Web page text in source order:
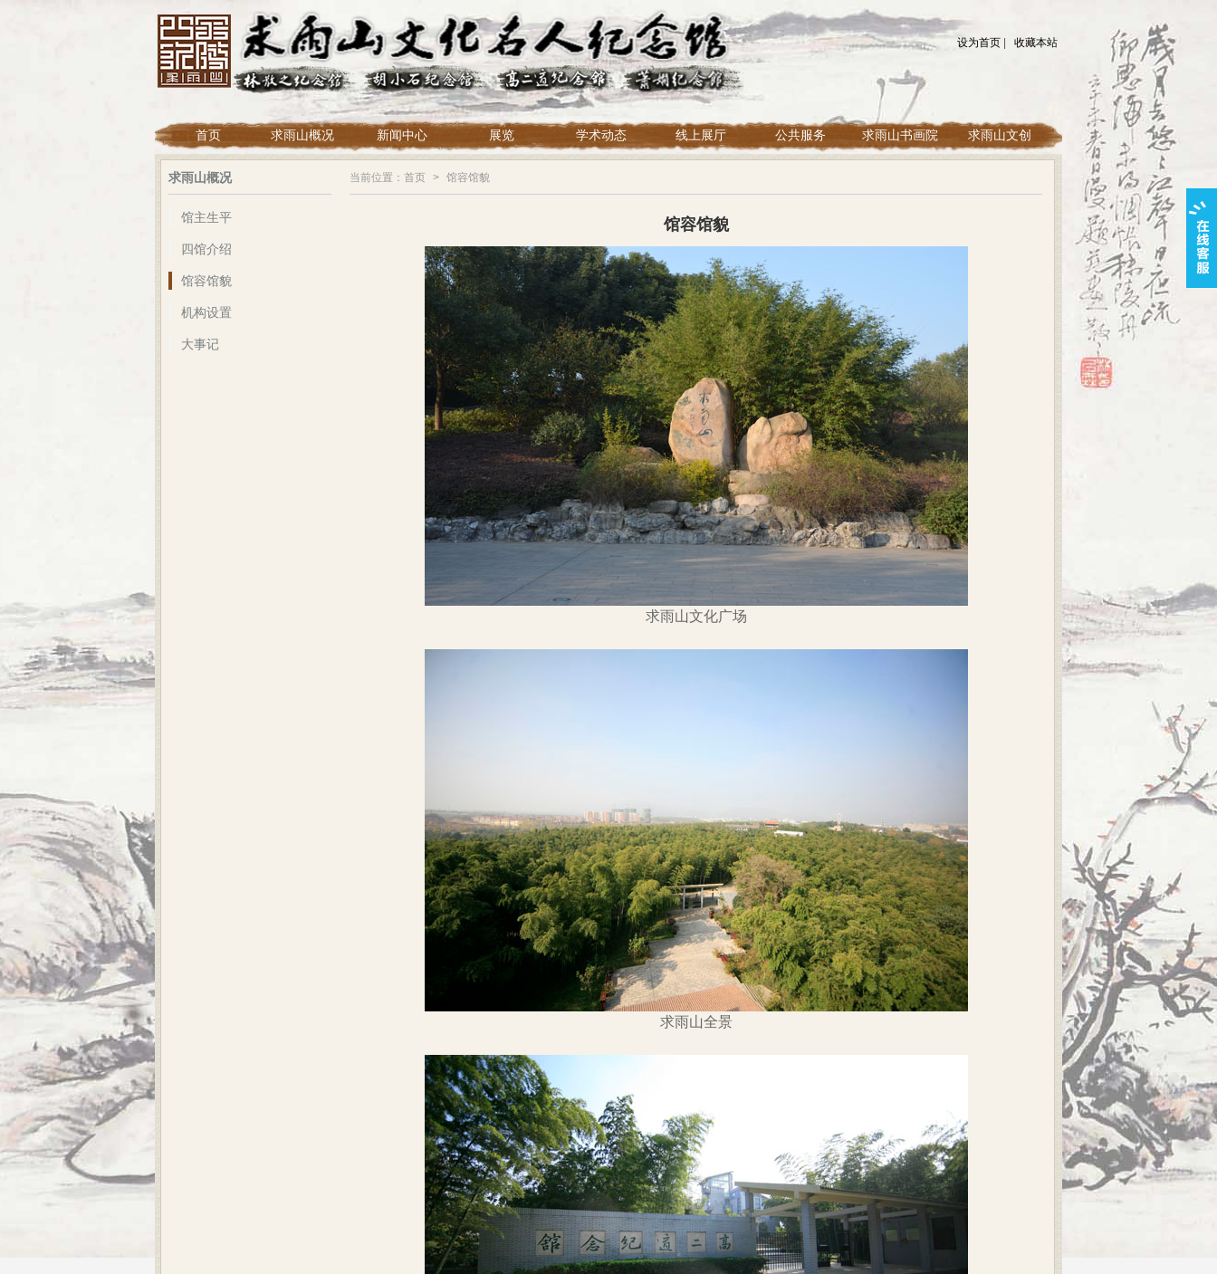
设为首页 收藏本站
首页 求雨山概况 新闻中心 展览 学术动态 线上展厅 公共服务 求雨山书画院 求雨山文创
求雨山概况
馆主生平
四馆介绍
馆容馆貌
机构设置
大事记
当前位置： 首页 > 馆容馆貌
馆容馆貌
求雨山文化广场
求雨山全景